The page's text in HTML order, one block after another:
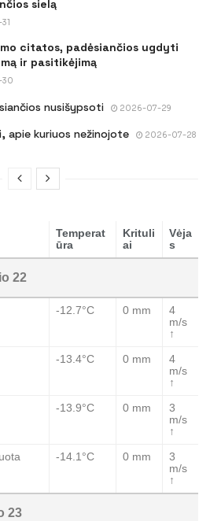
sielą
citatos, padėsiančios ugdyti
ir pasitikėjimą
nusišypsoti 2026-07-29
apie kuriuos nežinojote 2026-07-28
Temperat
ūra
Krituli
ai
Vėja
s
22
-12.7°C 0 mm
4
m/s
↑
-13.4°C 0 mm
4
m/s
↑
-13.9°C 0 mm
3
m/s
↑
-14.1°C 0 mm
3
m/s
↑
23